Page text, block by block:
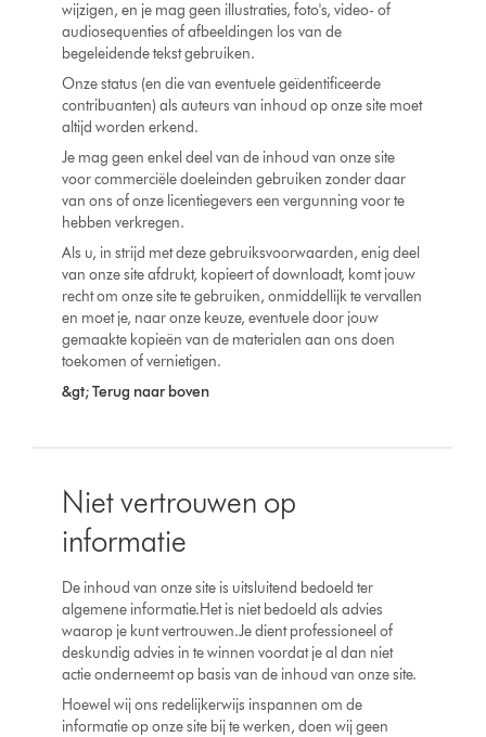
wijzigen, en je mag geen illustraties, foto's, video- of
audiosequenties of afbeeldingen los van de
begeleidende tekst gebruiken.
Onze status (en die van eventuele geïdentificeerde
contribuanten) als auteurs van inhoud op onze site moet
altijd worden erkend.
Je mag geen enkel deel van de inhoud van onze site
voor commerciële doeleinden gebruiken zonder daar
van ons of onze licentiegevers een vergunning voor te
hebben verkregen.
Als u, in strijd met deze gebruiksvoorwaarden, enig deel
van onze site afdrukt, kopieert of downloadt, komt jouw
recht om onze site te gebruiken, onmiddellijk te vervallen
en moet je, naar onze keuze, eventuele door jouw
gemaakte kopieën van de materialen aan ons doen
toekomen of vernietigen.
&gt; Terug naar boven
Niet vertrouwen op
informatie
De inhoud van onze site is uitsluitend bedoeld ter
algemene informatie.Het is niet bedoeld als advies
waarop je kunt vertrouwen.Je dient professioneel of
deskundig advies in te winnen voordat je al dan niet
actie onderneemt op basis van de inhoud van onze site.
Hoewel wij ons redelijkerwijs inspannen om de
informatie op onze site bij te werken, doen wij geen